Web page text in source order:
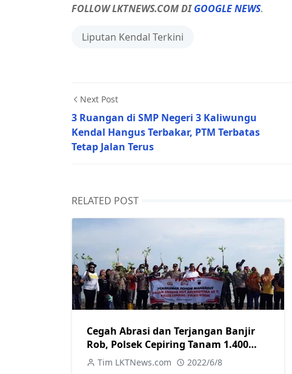
FOLLOW LKTNEWS.COM DIGOOGLE NEWS.
Liputan Kendal Terkini
Next Post
3 Ruangan di SMP Negeri 3 Kaliwungu
Kendal Hangus Terbakar, PTM Terbatas
Tetap Jalan Terus
RELATED POST
Cegah Abrasi dan Terjangan Banjir
Rob, Polsek Cepiring Tanam 1.400
Pohon Mangrove
Tim LKTNews.com 2022/6/8